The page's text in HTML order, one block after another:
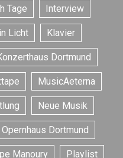
Tage Interview
Licht Klavier
Dortmund
MusicAeterna
Neue Musik
Opernhaus Dortmund
Manoury Playlist